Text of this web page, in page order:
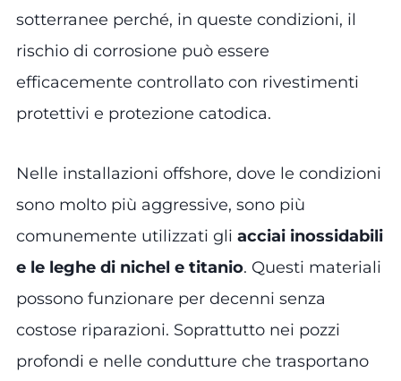
sotterranee perché, in queste condizioni, il
rischio di corrosione può essere
efficacemente controllato con rivestimenti
protettivi e protezione catodica.
Nelle installazioni offshore, dove le condizioni
sono molto più aggressive, sono più
comunemente utilizzati gli acciai inossidabili
e le leghe di nichel e titanio. Questi materiali
possono funzionare per decenni senza
costose riparazioni. Soprattutto nei pozzi
profondi e nelle condutture che trasportano